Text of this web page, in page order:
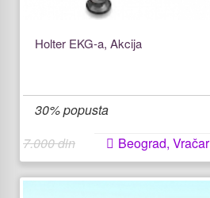
Holter EKG-a, Akcija
30% popusta
7.000 din Beograd, Vračar